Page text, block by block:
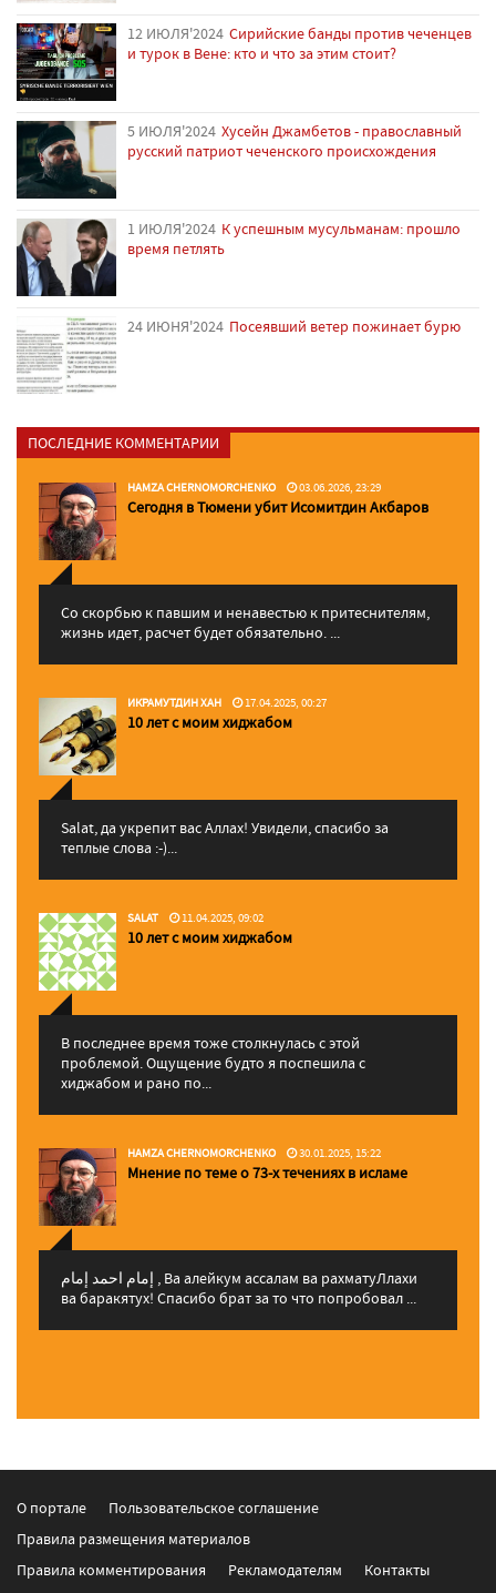
12 ИЮЛЯ'2024 Сирийские банды против чеченцев
и турок в Вене: кто и что за этим стоит?
5 ИЮЛЯ'2024 Хусейн Джамбетов - православный
русский патриот чеченского происхождения
1 ИЮЛЯ'2024 К успешным мусульманам: прошло
время петлять
24 ИЮНЯ'2024 Посеявший ветер пожинает бурю
ПОСЛЕДНИЕ КОММЕНТАРИИ
HAMZA CHERNOMORCHENKO 03.06.2026, 23:29
Сегодня в Тюмени убит Исомитдин Акбаров
Со скорбью к павшим и ненавестью к притеснителям,
жизнь идет, расчет будет обязательно. ...
ИКРАМУТДИН ХАН 17.04.2025, 00:27
10 лет с моим хиджабом
Salat, да укрепит вас Аллаx! Увидели, спасибо за
теплые слова :-)...
SALAT 11.04.2025, 09:02
10 лет с моим хиджабом
В последнее время тоже столкнулась с этой
проблемой. Ощущение будто я поспешила с
хиджабом и рано по...
HAMZA CHERNOMORCHENKO 30.01.2025, 15:22
Мнение по теме о 73-х течениях в исламе
إمام احمد إمام , Ва алейкум ассалам ва рахматуЛлахи
ва баракятух! Спасибо брат за то что попробовал ...
О портале
Пользовательское соглашение
Правила размещения материалов
Правила комментирования
Рекламодателям Контакты